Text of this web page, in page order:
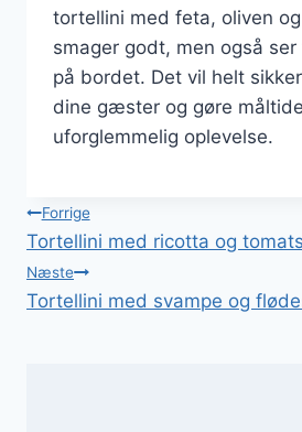
tortellini med feta, oliven
smager godt, men også
på bordet. Det vil helt
dine gæster og gøre
uforglemmelig oplevelse.
Indlægsnavigation
Forrige
Tortellini med ricotta og
Næste
Tortellini med svampe og